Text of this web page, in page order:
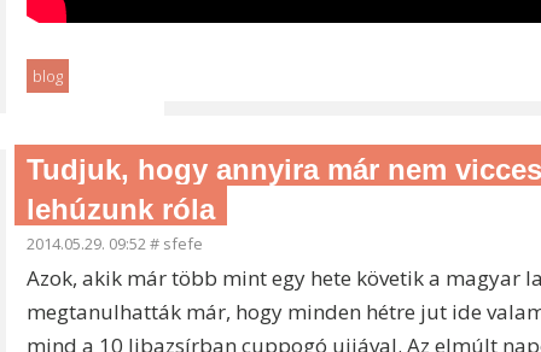
blog
Tudjuk, hogy annyira már nem
lehúzunk róla
2014.05.29. 09:52# sfefe
Azok, akik már több mint egy hete követik a magyar
megtanulhatták már, hogy minden hétre jut ide
mind a 10 libazsírban cuppogó ujjával. Az elmúlt